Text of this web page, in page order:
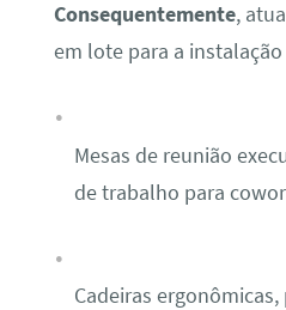
Consequentemente,
em lote para a instalação
Mesas de reunião
de trabalho para
Cadeiras